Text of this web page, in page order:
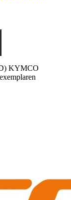
KYMCO